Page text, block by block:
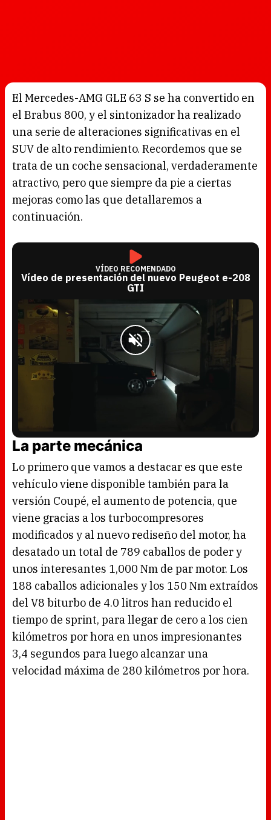
El Mercedes-AMG GLE 63 S se ha convertido en
el Brabus 800, y el sintonizador ha realizado
una serie de alteraciones significativas en el
SUV de alto rendimiento. Recordemos que se
trata de un coche sensacional, verdaderamente
atractivo, pero que siempre da pie a ciertas
mejoras como las que detallaremos a
continuación.
VÍDEO RECOMENDADO
Vídeo de presentación del nuevo Peugeot e-208
GTI
m
u
a
d
e
4
5
.
6
%
La parte mecánica
Lo primero que vamos a destacar es que este
vehículo viene disponible también para la
versión Coupé, el aumento de potencia, que
viene gracias a los turbocompresores
modificados y al nuevo rediseño del motor, ha
desatado un total de 789 caballos de poder y
unos interesantes 1,000 Nm de par motor. Los
188 caballos adicionales y los 150 Nm extraídos
del V8 biturbo de 4.0 litros han reducido el
tiempo de sprint, para llegar de cero a los cien
kilómetros por hora en unos impresionantes
3,4 segundos para luego alcanzar una
velocidad máxima de 280 kilómetros por hora.